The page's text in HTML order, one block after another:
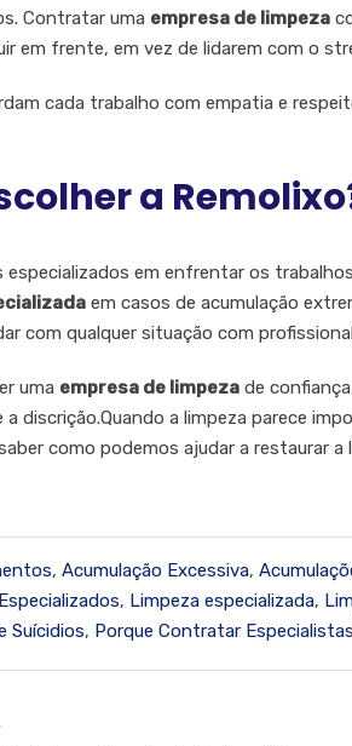
Contratar uma empresa de limpeza
em frente, em vez de lidarem com o
cada trabalho com empatia e
a
especializados em enfrentar os
em casos de acumulação
com qualquer situação com
uma empresa de limpezade
a discrição.Quando a limpeza parece
como podemos ajudar a restaurar a
, Acumulação Excessiva,
, Limpeza especializada,
Suícidios, Porque Contratar Especialistas